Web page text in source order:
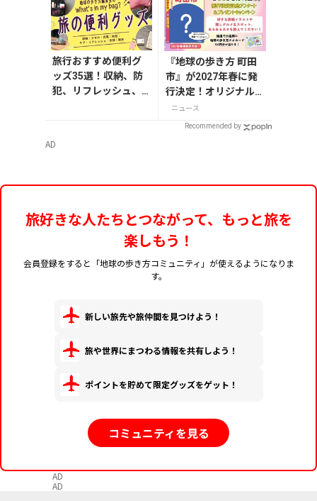
リバーシブル帯付き
旅行おすすめ便利グ
ッズ35選！収納、防
犯、リフレッシュ、
『地球の歩き方 町田
市』が2027年春に発
行決定！オリジナルグ
ッズが当たる発行記念
アンケート実施中
ニュース
Recommended by
AD
旅好きな人たちとつながって、もっと旅を
楽しもう！
会員登録をすると「地球の歩き方コミュニティ」が使えるようになりま
す。
新しい旅先や旅仲間を見つけよう！
旅や世界にまつわる情報を共有しよう！
ポイントを貯めて限定グッズをゲット！
コミュニティを見る
AD
AD